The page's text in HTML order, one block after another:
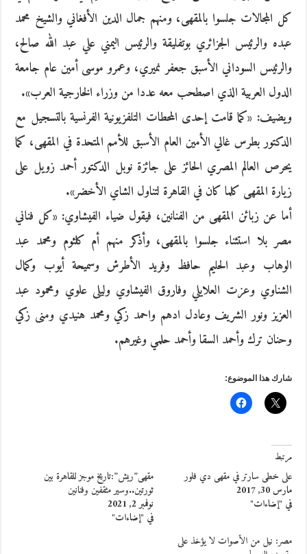
كل المجالات جلسوا بالمقهى، ومنهم جمال الدين الأفغاني والشيخ محمد
عبده والرئيس الجزائري بوتفليقة والرئيس اليمني علي عبد الله صالح،
والرئيس السوداني الأسبق جعفر نميري، وعمرو موسى أمين عام جامعة
الدول العربية الذي اصطحب معه عددا من وزراء الخارجية العرب».
ويضيف: «كما قامت إحدى المحطات التلفزيونية الفرنسية بالتسجيل مع
الدكتور بطرس غالي الأمين العام الأسبق للأمم المتحدة في المقهى، كما
يحرص العالم المصري الحائز على جائزة نوبل الدكتور أحمد زويل على
زيارة المقهى كلما كان في القاهرة لتناول الشاي الأخضر».
أما عن زبائن المقهى من الفنانين، فيقول ضياء الفيشاوي: «كل فناني
مصر بلا استثناء جلسوا بالمقهى، وأذكر منهم أم كلثوم ومحمد عبد
الوهاب وعبد الحليم حافظ وفريد الأطرش وسميحة أيوب وكمال
الشناوي وعزت العلايلي وفاروق الفيشاوي وليلى علوي ومحمود عبد
العزيز ونور الشريف وعادل ادهم واحمد زكي ومحمد هنيدي ومنى زكي
وحنان ترك وأحمد السقا وأحمد حلمي وغيرهم.
شارك هذا الموضوع:
مرتبط
على خطى سارتر في مقهى دي فلور
مارس 30, 2017
في "إضاءات"
مقهى”ريش”:تاريخ موجز للقاهرة بين
ثورتين..وسير مثقفين وفنانين
نوفمبر 2, 2021
في "إضاءات"
مصر: نيل من الأصوات لا يؤخذ على